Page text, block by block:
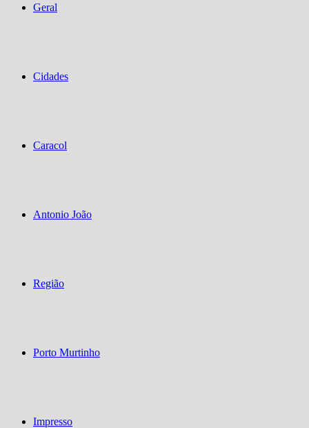
Geral
Cidades
Caracol
Antonio João
Região
Porto Murtinho
Impresso